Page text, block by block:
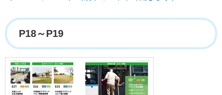
P18～P19